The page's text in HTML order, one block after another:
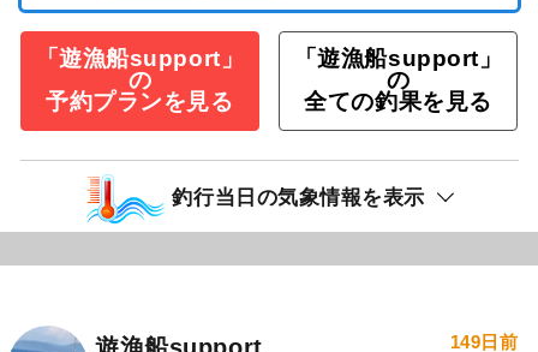
「遊漁船support」
の
予約プランを見る
「遊漁船support」
の
全ての釣果を見る
釣行当日の気象情報を表示
149日前